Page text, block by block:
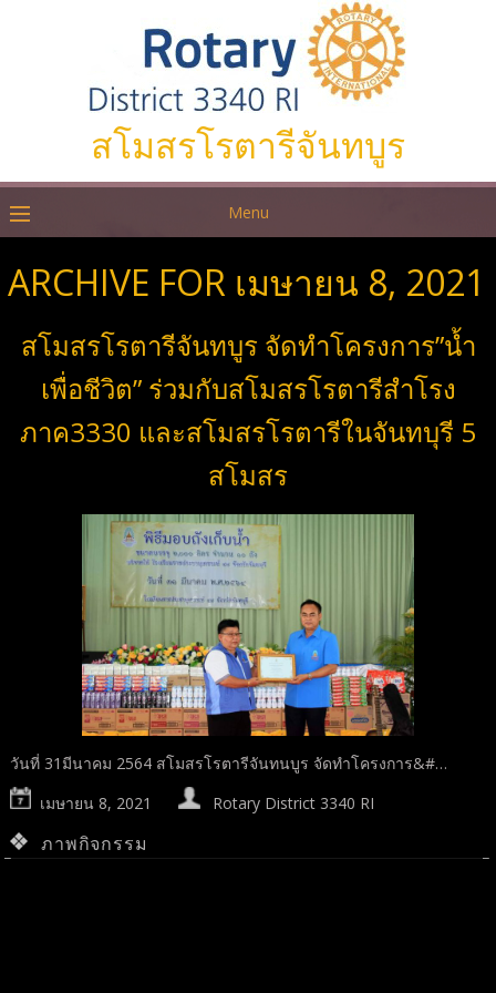
สโมสรโรตารีจันทบูร
Menu
ARCHIVE FOR เมษายน 8, 2021
สโมสรโรตารีจันทบูร จัดทำโครงการ”น้ำ
เพื่อชีวิต” ร่วมกับสโมสรโรตารีสำโรง
ภาค3330 และสโมสรโรตารีในจันทบุรี 5
สโมสร
วันที่ 31มีนาคม 2564 สโมสรโรตารีจันทนบูร จัดทำโครงการ&#…
เมษายน 8, 2021
Rotary District 3340 RI
ภาพกิจกรรม